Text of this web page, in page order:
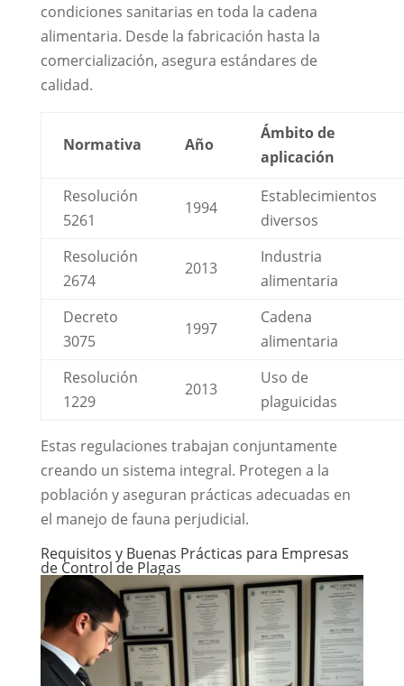
condiciones sanitarias en toda la cadena
alimentaria. Desde la fabricación hasta la
comercialización, asegura estándares de
calidad.
Normativa Año
Ámbito de
aplicación
Resolución
5261
1994
Establecimientos
diversos
Resolución
2674
2013
Industria
alimentaria
Decreto
3075
1997
Cadena
alimentaria
Resolución
1229
2013
Uso de
plaguicidas
Estas regulaciones trabajan conjuntamente
creando un sistema integral. Protegen a la
población y aseguran prácticas adecuadas en
el manejo de fauna perjudicial.
Requisitos y Buenas Prácticas para Empresas
de Control de Plagas